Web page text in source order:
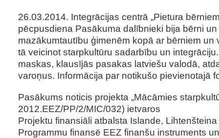
26.03.2014. Integrācijas centrā „Pietura
pēcpusdiena Pasākuma dalībnieki bija bērni
mazākumtautību ģimenēm kopā ar bērniem un
tā veicinot starpkultūru sadarbību un
maskas, klausījās pasakas latviešu valodā,
varoņus. Informācija par notikušo pievienotajā
Pasākums noticis projekta „Mācāmies
2012.EEZ/PP/2/MIC/032) ietvaros
Projektu finansiāli atbalsta Islande,
Programmu finansē EEZ finanšu instruments